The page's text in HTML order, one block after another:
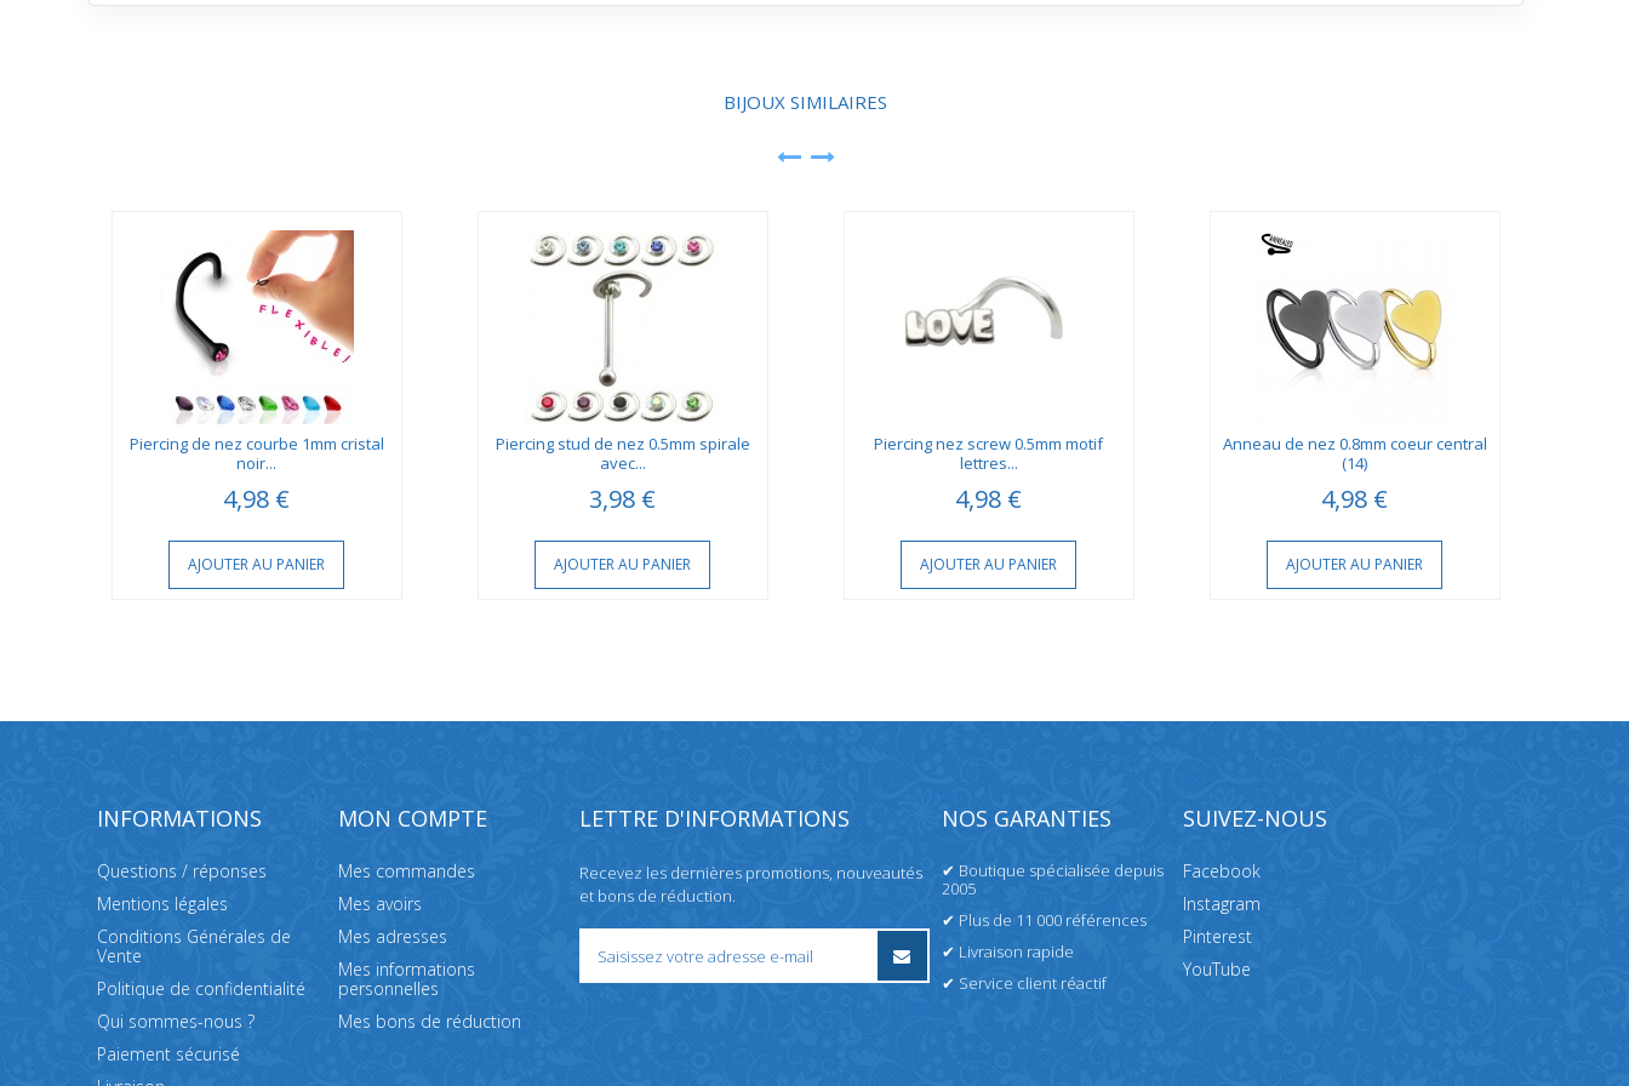
un look frais au quotidien.
BIJOUX SIMILAIRES
Piercing de nez courbe 1mm cristal
noir...
4,98 €
AJOUTER AU PANIER
Piercing stud de nez 0.5mm spirale
avec...
3,98 €
AJOUTER AU PANIER
Piercing nez screw 0.5mm motif
lettres...
4,98 €
AJOUTER AU PANIER
Anneau de nez 0.8mm coeur central
(14)
4,98 €
AJOUTER AU PANIER
INFORMATIONS
Questions / réponses
Mentions légales
Conditions Générales de
Vente
Politique de confidentialité
Qui sommes-nous ?
Paiement sécurisé
MON COMPTE
Mes commandes
Mes avoirs
Mes adresses
Mes informations
personnelles
Mes bons de réduction
LETTRE D'INFORMATIONS
Recevez les dernières promotions, nouveautés
et bons de réduction.
NOS GARANTIES
✔ Boutique spécialisée depuis
2005
✔ Plus de 11 000 références
✔ Livraison rapide
✔ Service client réactif
SUIVEZ-NOUS
Facebook
Instagram
Pinterest
YouTube